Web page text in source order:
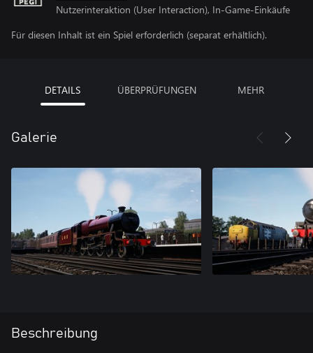
Nutzerinteraktion (User Interaction), In-Game-Einkäufe
Für diesen Inhalt ist ein Spiel erforderlich (separat erhältlich).
DETAILS ÜBERPRÜFUNGEN MEHR
Galerie
Beschreibung